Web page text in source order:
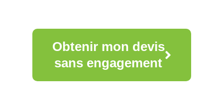
Obtenir mon devis
sans engagement